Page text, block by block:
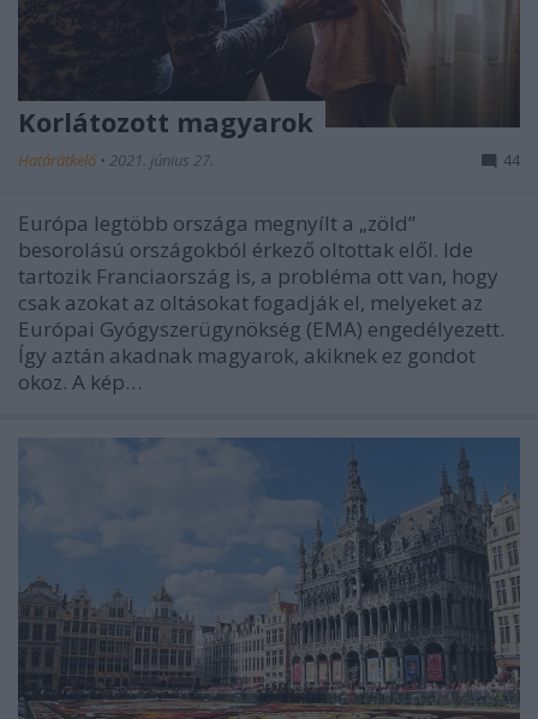
Korlátozott magyarok
Határátkelő • 2021. június 27. 44
Európa legtöbb országa megnyílt a „zöld”
besorolású országokból érkező oltottak elől. Ide
tartozik Franciaország is, a probléma ott van, hogy
csak azokat az oltásokat fogadják el, melyeket az
Európai Gyógyszerügynökség (EMA) engedélyezett.
Így aztán akadnak magyarok, akiknek ez gondot
okoz. A kép…